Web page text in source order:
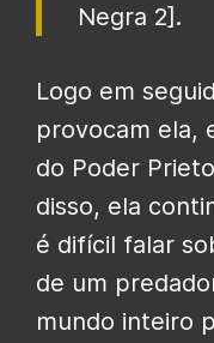
Negra 2].
Logo em
provocam ela,
do Poder
disso, ela
é difícil falar
de um
mundo inteiro